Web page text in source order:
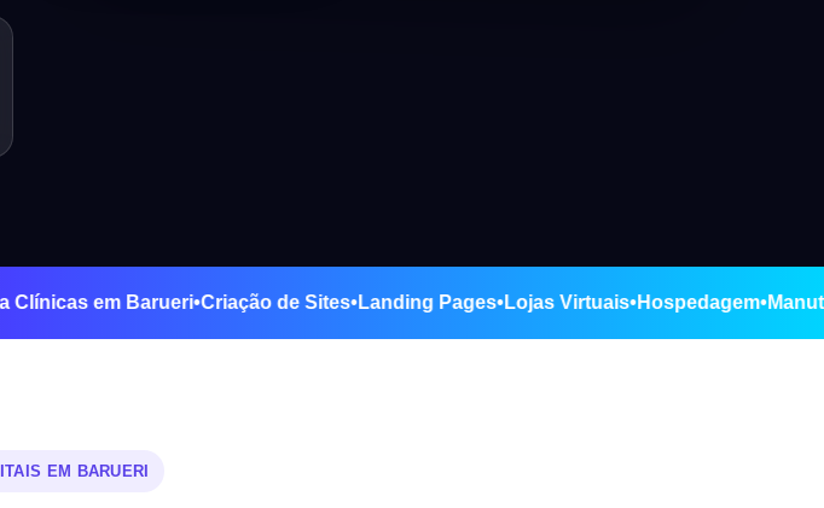
para Clínicas em Barueri•Criação de Sites• Landing Pages•Lojas Virtuais•Hospedagem•
EM BARUERI